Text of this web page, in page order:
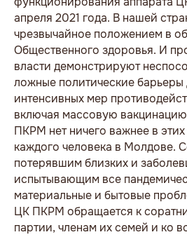
апреля 2021 года. В нашей
чрезвычайное положением в
Общественного здоровья. И
власти демонстрируют
ложные политические барьеры
интенсивных мер
включая массовую
ПКРМ нет ничего важнее в
каждого человека в Молдове.
потерявшим близких и
испытывающим все
материальные и бытовые
ЦК ПКРМ обращается к
партии, членам их семей и ко